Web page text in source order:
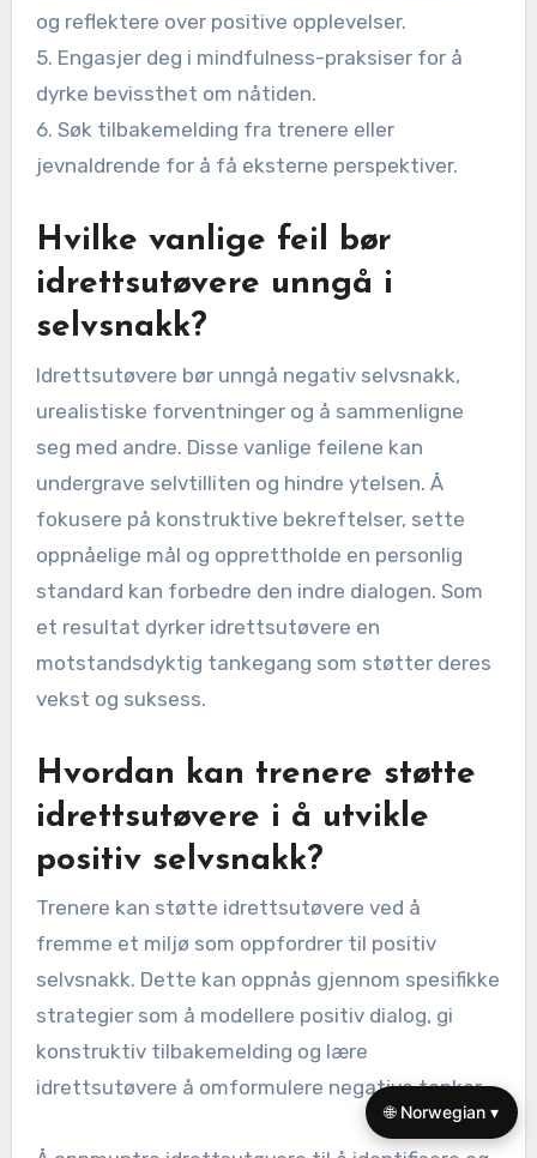
og reflektere over positive opplevelser.
5. Engasjer deg i mindfulness-praksiser for å
dyrke bevissthet om nåtiden.
6. Søk tilbakemelding fra trenere eller
jevnaldrende for å få eksterne perspektiver.
Hvilke vanlige feil bør
idrettsutøvere unngå i
selvsnakk?
Idrettsutøvere bør unngå negativ selvsnakk,
urealistiske forventninger og å sammenligne
seg med andre. Disse vanlige feilene kan
undergrave selvtilliten og hindre ytelsen. Å
fokusere på konstruktive bekreftelser, sette
oppnåelige mål og opprettholde en personlig
standard kan forbedre den indre dialogen. Som
et resultat dyrker idrettsutøvere en
motstandsdyktig tankegang som støtter deres
vekst og suksess.
Hvordan kan trenere støtte
idrettsutøvere i å utvikle
positiv selvsnakk?
Trenere kan støtte idrettsutøvere ved å
fremme et miljø som oppfordrer til positiv
selvsnakk. Dette kan oppnås gjennom spesifikke
strategier som å modellere positiv dialog, gi
konstruktiv tilbakemelding og lære
idrettsutøvere å omformulere negative tanker.
🌐 Norwegian ▾